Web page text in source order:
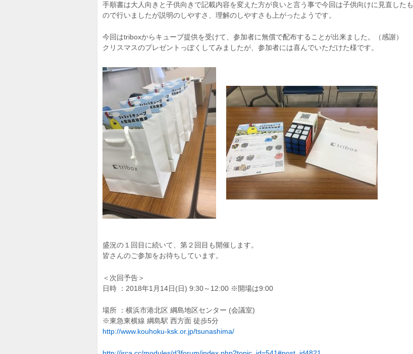
手順書は大人向きと子供向きで記載内容を変えた方が良いと言う事で今回は子供向けに見直したも
ので行いましたが説明のしやすさ、理解のしやすさも上がったようです。
今回はtriboxからキューブ提供を受けて、参加者に無償で配布することが出来ました。（感謝）
クリスマスのプレゼントっぽくしてみましたが、参加者には喜んでいただけた様です。
盛況の１回目に続いて、第２回目も開催します。
皆さんのご参加をお待ちしています。
＜次回予告＞
日時 ：2018年1月14日(日) 9:30～12:00 ※開場は9:00
場所 ：横浜市港北区 綱島地区センター (会議室)
※東急東横線 綱島駅 西方面 徒歩5分
http://www.kouhoku-ksk.or.jp/tsunashima/